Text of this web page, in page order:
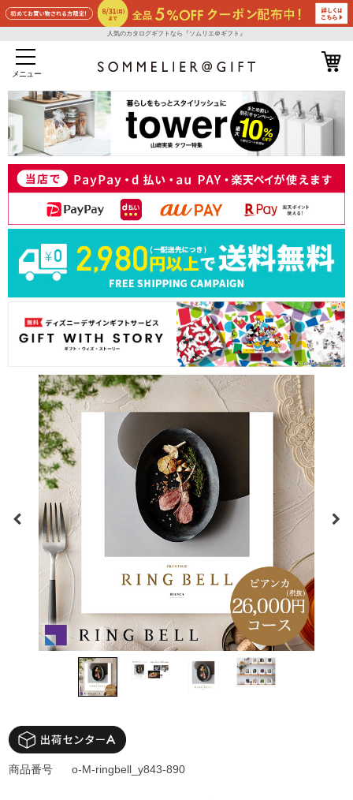
人気のカタログギフトなら『ソムリエ＠ギフト』
メニュー
商品番号 o-M-ringbell_y843-890